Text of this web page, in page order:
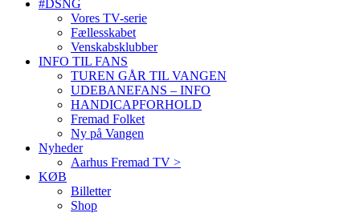
#DSNG
Vores TV-serie
Fællesskabet
Venskabsklubber
INFO TIL FANS
TUREN GÅR TIL VANGEN
UDEBANEFANS – INFO
HANDICAPFORHOLD
Fremad Folket
Ny på Vangen
Nyheder
Aarhus Fremad TV >
KØB
Billetter
Shop